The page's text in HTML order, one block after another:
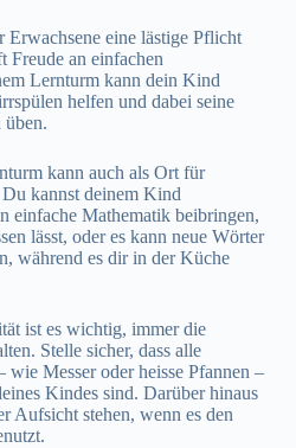
Erwachsene eine lästige Pflicht
Freude an einfachen
Lernturm kann dein Kind
helfen und dabei seine
kann auch als Ort für
kannst deinem Kind
einfache Mathematik beibringen,
lässt, oder es kann neue Wörter
während es dir in der Küche
ist es wichtig, immer die
Stelle sicher, dass alle
wie Messer oder heisse Pfannen –
Kindes sind. Darüber hinaus
Aufsicht stehen, wenn es den